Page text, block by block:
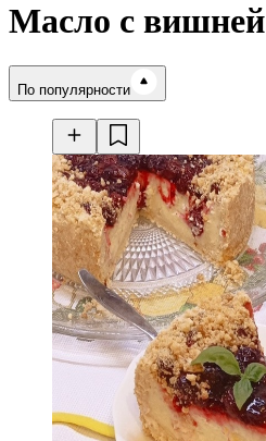
Масло с вишней
Время готовки
По популярности